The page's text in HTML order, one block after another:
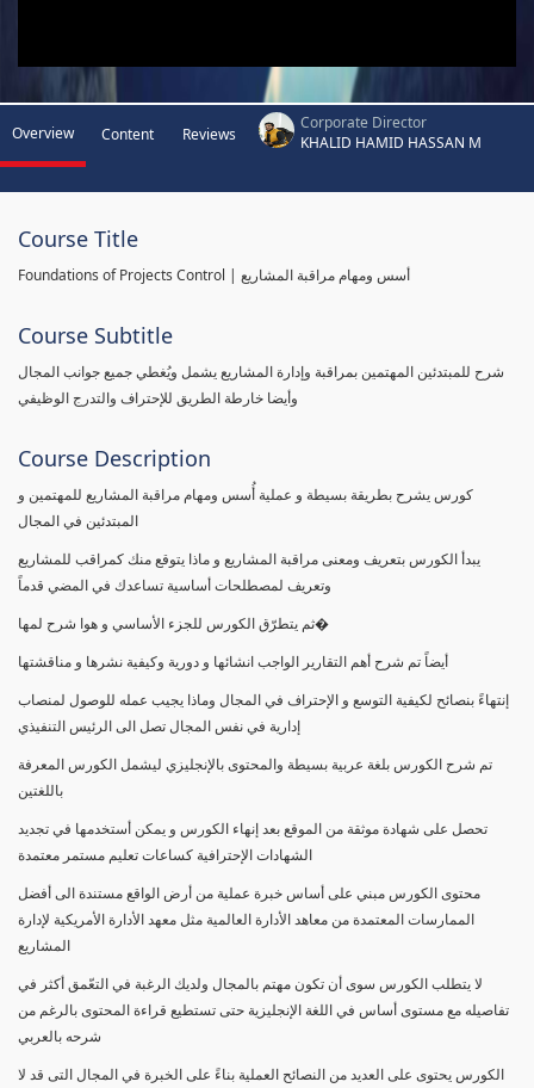
Overview Content Reviews
Corporate Director
KHALID HAMID HASSAN M
Course Title
Foundations of Projects Control | أسس ومهام مراقبة المشاريع
Course Subtitle
شرح للمبتدئين المهتمين بمراقبة وإدارة المشاريع يشمل ويُغطي جميع جوانب المجال
وأيضا خارطة الطريق للإحتراف والتدرج الوظيفي
Course Description
كورس يشرح بطريقة بسيطة و عملية أُسس ومهام مراقبة المشاريع للمهتمين و
المبتدئين في المجال
يبدأ الكورس بتعريف ومعنى مراقبة المشاريع و ماذا يتوقع منك كمراقب للمشاريع
وتعريف لمصطلحات أساسية تساعدك في المضي قدماً
ثم يتطرّق الكورس للجزء الأساسي و هوا شرح لمها�
أيضاً تم شرح أهم التقارير الواجب انشائها و دورية وكيفية نشرها و مناقشتها
إنتهاءً بنصائح لكيفية التوسع و الإحتراف في المجال وماذا يجيب عمله للوصول لمنصاب
إدارية في نفس المجال تصل الى الرئيس التنفيذي
تم شرح الكورس بلغة عربية بسيطة والمحتوى بالإنجليزي ليشمل الكورس المعرفة
باللغتين
تحصل على شهادة موثقة من الموقع بعد إنهاء الكورس و يمكن أستخدمها في تجديد
الشهادات الإحترافية كساعات تعليم مستمر معتمدة
محتوى الكورس مبني على أساس خبرة عملية من أرض الواقع مستندة الى أفضل
الممارسات المعتمدة من معاهد الأدارة العالمية مثل معهد الأدارة الأمريكية لإدارة
المشاريع
لا يتطلب الكورس سوى أن تكون مهتم بالمجال ولديك الرغبة في التعّمق أكثر في
تفاصيله مع مستوى أساس في اللغة الإنجليزية حتى تستطيع قراءة المحتوى بالرغم من
شرحه بالعربي
الكورس يحتوى على العديد من النصائح العملية بناءً على الخبرة في المجال التى قد لا